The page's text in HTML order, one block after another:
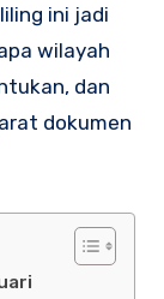
ini jadi
wilayah
dan
dokumen